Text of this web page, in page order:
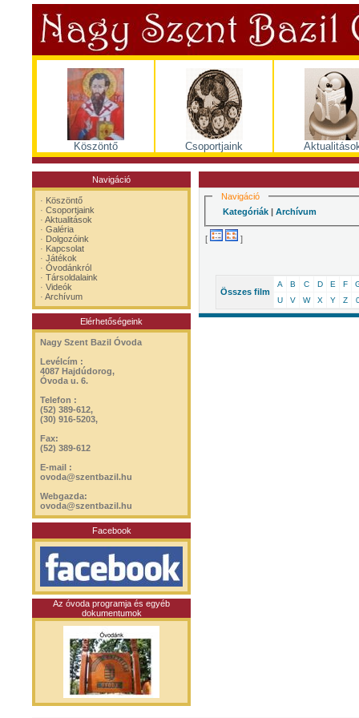
Köszöntő Csoportjaink
Navigáció
· Köszöntő
· Csoportjaink
· Aktualitások
· Galéria
· Dolgozóink
· Kapcsolat
· Játékok
· Óvodánkról
· Társoldalaink
· Videók
· Archívum
Elérhetőségeink
Nagy Szent Bazil Óvoda
Levélcím :
4087 Hajdúdorog,
Óvoda u. 6.
Telefon :
(52) 389-612,
(30) 916-5203,
Fax:
(52) 389-612
E-mail :
ovoda@szentbazil.hu
Webgazda:
ovoda@szentbazil.hu
Facebook
Az óvoda programja és egyéb
dokumentumok
Navigáció
Kategóriák| Archívum
[ ]
Összes film
A B C D E F
U
V W X Y Z